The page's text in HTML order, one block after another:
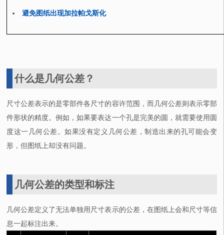
避免图纸出现加拉帕戈斯化
什么是几何公差？
尺寸公差表示的是零部件各尺寸的容许范围，而几何公差则表示零部
件形状的精度。例如，如果要表达一个孔是完美的圆，就需要使用圆
度这一几何公差。如果没有定义几何公差，制造出来的孔可能会变
形，但图纸上却没有问题。
几何公差的类型和标注
几何公差定义了无法单独用尺寸表示的公差，在图纸上会和尺寸等信
息一起标注出来。